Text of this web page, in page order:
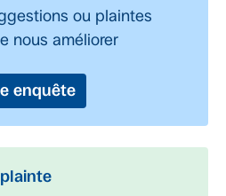
ou plaintes
nous améliorer
enquête